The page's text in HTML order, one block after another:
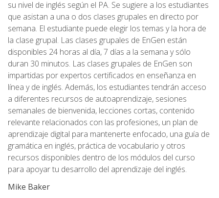
su nivel de inglés según el PA. Se sugiere a los estudiantes
que asistan a una o dos clases grupales en directo por
semana. El estudiante puede elegir los temas y la hora de
la clase grupal. Las clases grupales de EnGen están
disponibles 24 horas al día, 7 días a la semana y sólo
duran 30 minutos. Las clases grupales de EnGen son
impartidas por expertos certificados en enseñanza en
línea y de inglés. Además, los estudiantes tendrán acceso
a diferentes recursos de autoaprendizaje, sesiones
semanales de bienvenida, lecciones cortas, contenido
relevante relacionados con las profesiones, un plan de
aprendizaje digital para mantenerte enfocado, una guía de
gramática en inglés, práctica de vocabulario y otros
recursos disponibles dentro de los módulos del curso
para apoyar tu desarrollo del aprendizaje del inglés.
Mike Baker